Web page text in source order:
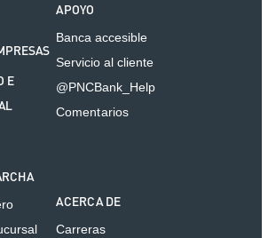
E
APOYO
Banca accesible
Servicio al cliente
@PNCBank_Help
Comentarios
ACERCA DE
Carreras